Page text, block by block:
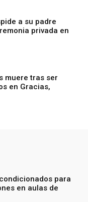
a su padre
privada en
muere tras ser
en Gracias,
para
en aulas de